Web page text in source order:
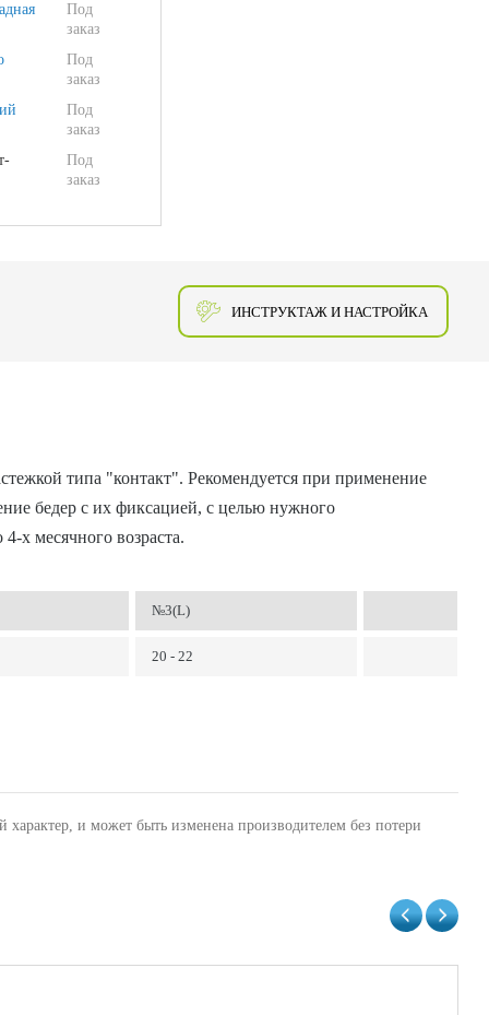
Под
заказ
Под
заказ
Под
заказ
Под
заказ
ИНСТРУКТАЖ И НАСТРОЙКА
типа "контакт". Рекомендуется при применение
бедер с их фиксацией, с целью нужного
х месячного возраста.
№3(L)
20 - 22
и может быть изменена производителем без потери